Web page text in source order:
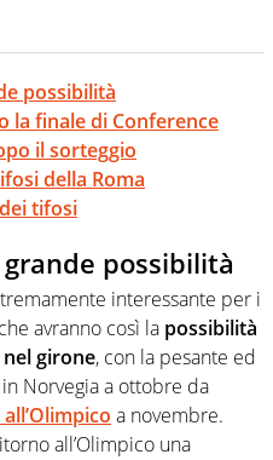
possibilità
la finale di Conference
il sorteggio
della Roma
tifosi
possibilità
interessante per i
che avranno così la possibilità
girone, con la pesante ed
Norvegia a ottobre da
a novembre.
all’Olimpico una